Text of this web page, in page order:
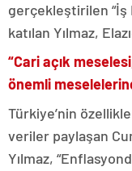
gerçekleştirilen “İş
katılan Yılmaz,
“Cari açık
önemli
Türkiye’nin
veriler paylaşan
Yılmaz,